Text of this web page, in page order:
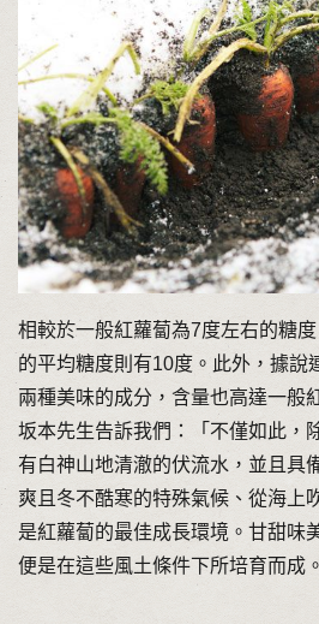
相較於一般紅蘿蔔為7度左右的糖度
的平均糖度則有10度。此外，據說
兩種美味的成分，含量也高達一般
坂本先生告訴我們：「不僅如此，
有白神山地清澈的伏流水，並且具
爽且冬不酷寒的特殊氣候、從海上
是紅蘿蔔的最佳成長環境。甘甜味
便是在這些風土條件下所培育而成。